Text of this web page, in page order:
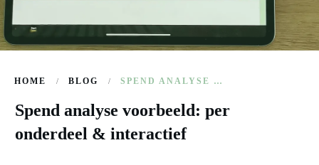
HOME / BLOG / SPEND ANALYSE VOORBEELD: PER ONDERDEEL & INTERACTIEF
Spend analyse voorbeeld: per
onderdeel & interactief